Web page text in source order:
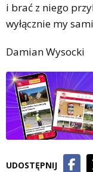
i brać z niego
wyłącznie my
Damian Wysocki
UDOSTĘPNIJ